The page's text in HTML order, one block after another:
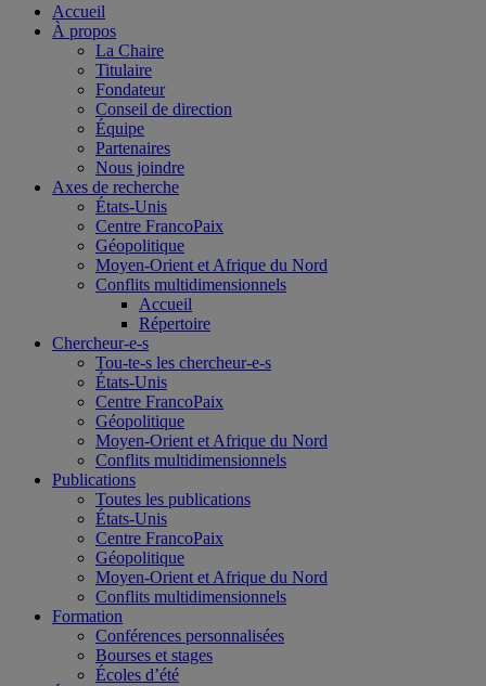
Accueil
À propos
La Chaire
Titulaire
Fondateur
Conseil de direction
Équipe
Partenaires
Nous joindre
Axes de recherche
États-Unis
Centre FrancoPaix
Géopolitique
Moyen-Orient et Afrique du Nord
Conflits multidimensionnels
Accueil
Répertoire
Chercheur-e-s
Tou-te-s les chercheur-e-s
États-Unis
Centre FrancoPaix
Géopolitique
Moyen-Orient et Afrique du Nord
Conflits multidimensionnels
Publications
Toutes les publications
États-Unis
Centre FrancoPaix
Géopolitique
Moyen-Orient et Afrique du Nord
Conflits multidimensionnels
Formation
Conférences personnalisées
Bourses et stages
Écoles d’été